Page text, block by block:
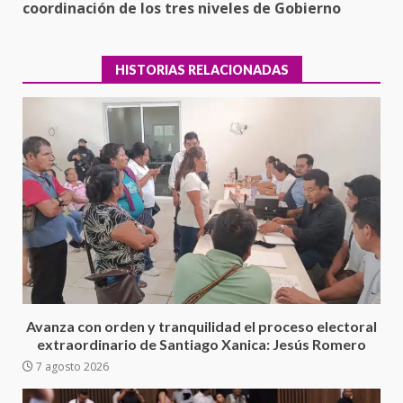
coordinación de los tres niveles de Gobierno
HISTORIAS RELACIONADAS
Avanza con orden y tranquilidad el proceso electoral
extraordinario de Santiago Xanica: Jesús Romero
7 agosto 2026
3
Ciudad Salud: justicia social para
Oaxaca
con el Gobernador Salomón Jara